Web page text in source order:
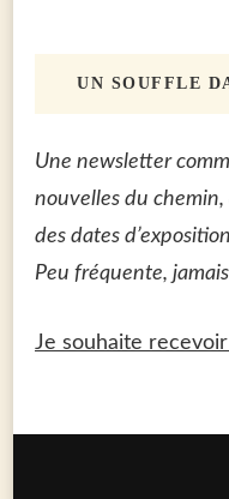
UN SOUFFLE
Une newsletter
nouvelles du
des dates
Peu fréquente,
Je souhaite